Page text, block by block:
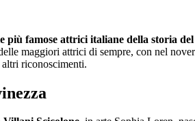
più famose attrici italiane della storia
maggiori attrici di sempre, con nel
riconoscimenti.